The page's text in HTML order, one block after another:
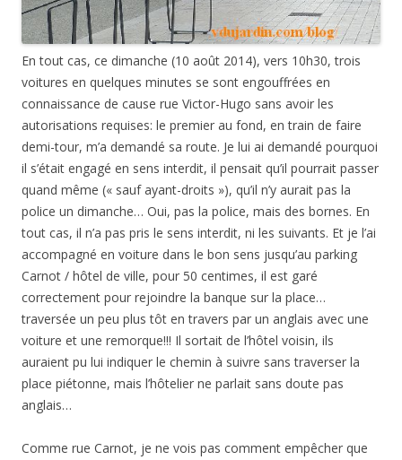
En tout cas, ce dimanche (10 août 2014), vers 10h30, trois
voitures en quelques minutes se sont engouffrées en
connaissance de cause rue Victor-Hugo sans avoir les
autorisations requises: le premier au fond, en train de faire
demi-tour, m’a demandé sa route. Je lui ai demandé pourquoi
il s’était engagé en sens interdit, il pensait qu’il pourrait passer
quand même (« sauf ayant-droits »), qu’il n’y aurait pas la
police un dimanche… Oui, pas la police, mais des bornes. En
tout cas, il n’a pas pris le sens interdit, ni les suivants. Et je l’ai
accompagné en voiture dans le bon sens jusqu’au parking
Carnot / hôtel de ville, pour 50 centimes, il est garé
correctement pour rejoindre la banque sur la place…
traversée un peu plus tôt en travers par un anglais avec une
voiture et une remorque!!! Il sortait de l’hôtel voisin, ils
auraient pu lui indiquer le chemin à suivre sans traverser la
place piétonne, mais l’hôtelier ne parlait sans doute pas
anglais…
Comme rue Carnot, je ne vois pas comment empêcher que